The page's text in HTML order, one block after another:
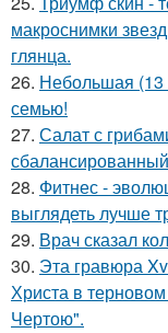
макроснимки
глянца.
26. Небольшая (13
семью!
27. Салат с
28. Фитнес -
выглядеть лучше
29. Врач сказал
30. Эта гравюра
Христа в
Чертою".